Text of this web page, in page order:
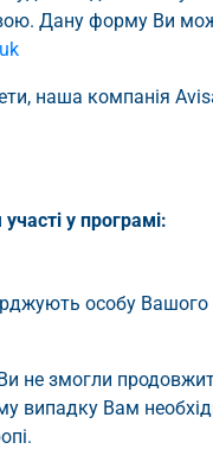
Дану форму Ви
наша компанія
у програмі:
особу Вашого
не змогли
Вам